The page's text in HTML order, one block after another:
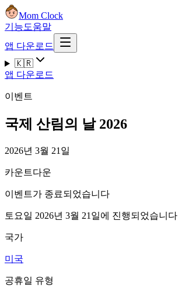
Mom Clock
기능도움말
앱 다운로드
🇰🇷
앱 다운로드
이벤트
국제 산림의 날 2026
2026년 3월 21일
카운트다운
이벤트가 종료되었습니다
토요일 2026년 3월 21일에 진행되었습니다
국가
미국
공휴일 유형